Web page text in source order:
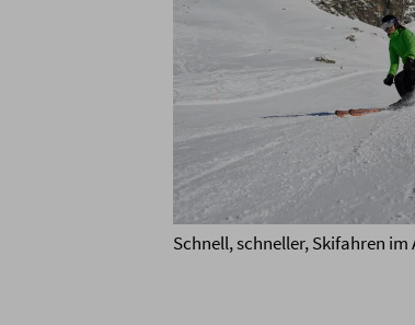
Schnell, schneller, Skifahren im